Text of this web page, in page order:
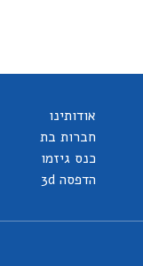
אודותינו
חברות בת
כנס גיזמו
הדפסה 3d